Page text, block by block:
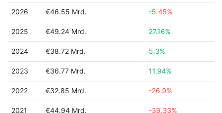
2026 €46.55 Mrd. -5.45%
2025 €49.24 Mrd. 27.16%
2024 €38.72 Mrd. 5.3%
2023 €36.77 Mrd. 11.94%
2022 €32.85 Mrd. -26.9%
2021 €44.94 Mrd. -39.33%